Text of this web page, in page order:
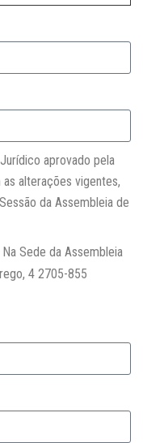
aprovado pela
alterações vigentes,
da Assembleia de
Sede da Assembleia
4 2705-855